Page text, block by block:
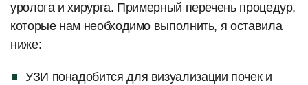
уролога и хирурга. Примерный перечень процедур,
которые нам необходимо выполнить, я оставила
ниже:
УЗИ понадобится для визуализации почек и